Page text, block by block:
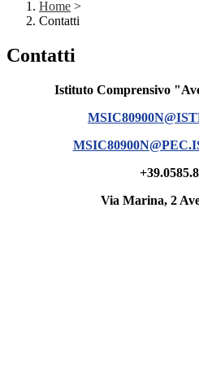
Home >
Contatti
Contatti
Istituto Comprensivo
Via Marina, 2